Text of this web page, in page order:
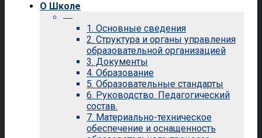
О Школе
—
1. Основные сведения
2. Структура и органы управления
образовательной организацией
3. Документы
4. Образование
5. Образовательные стандарты
6. Руководство. Педагогический
состав.
7. Материально-техническое
обеспечение и оснащенность